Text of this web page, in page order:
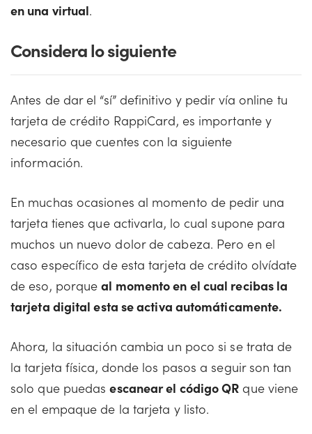
en una virtual.
Considera lo siguiente
Antes de dar el “sí” definitivo y pedir vía online tu
tarjeta de crédito RappiCard, es importante y
necesario que cuentes con la siguiente
información.
En muchas ocasiones al momento de pedir una
tarjeta tienes que activarla, lo cual supone para
muchos un nuevo dolor de cabeza. Pero en el
caso específico de esta tarjeta de crédito olvídate
de eso, porqueal momento en el cual recibas la
tarjeta digital esta se activa automáticamente.
Ahora, la situación cambia un poco si se trata de
la tarjeta física, donde los pasos a seguir son tan
solo que puedasescanear el código QR que viene
en el empaque de la tarjeta y listo.